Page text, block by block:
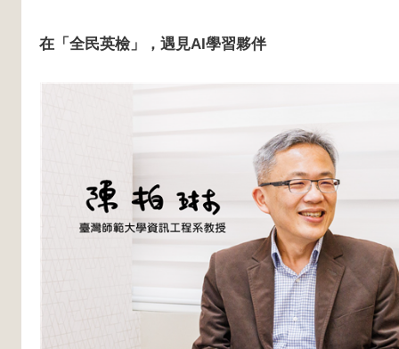
在「全民英檢」，遇見AI學習夥伴